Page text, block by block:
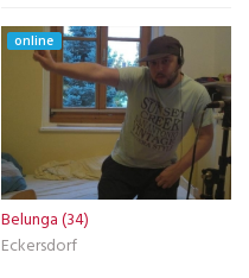
online
Belunga (34)
Eckersdorf